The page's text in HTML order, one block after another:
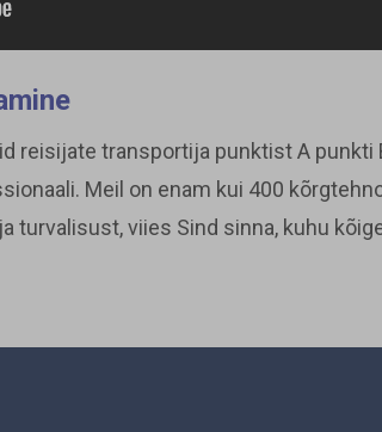
reisijate transportija punktist A punkti
Meil on enam kui 400
turvalisust, viies Sind sinna, kuhu